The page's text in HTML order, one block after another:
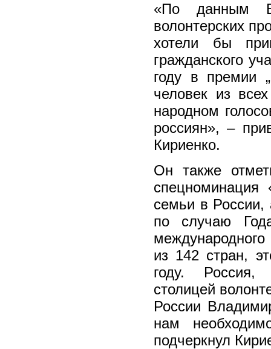
«По данным
волонтерских
хотели бы
гражданского
году в премии
человек из
народном
россиян», –
Кириенко.
Он также
спецноминация
семьи в России,
по случаю
из 142 стран,
году. Россия,
столицей
России
нам
подчеркнул